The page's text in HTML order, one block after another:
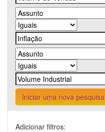
Iniciar uma nova pesquisa
Adicionar filtros: